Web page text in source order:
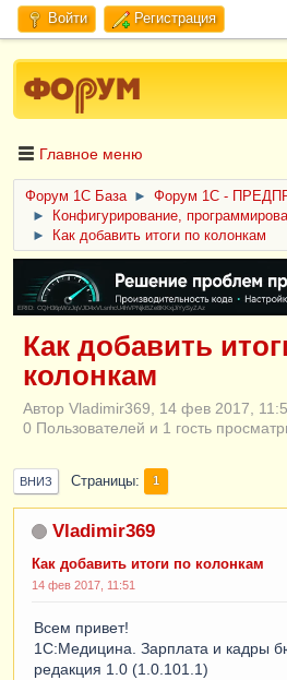
Войти Регистрация
Главное меню
Форум 1C База ►
Форум 1С -
►
Конфигурирование,
►
Как добавить итоги по колонкам
ERID: CQH36pWzJqVJD4xVLsnhcU4hVPNjkBZe8KKxjJiYySyZAz
Как добавить
колонкам
Автор Vladimir369, 14 фев 2017,
0 Пользователей и 1 гость
ВНИЗ Страницы 1
Vladimir369
Как добавить итоги по колонкам
14 фев 2017, 11:51
Всем привет!
1С:Медицина. Зарплата и кадры
редакция 1.0 (1.0.101.1)